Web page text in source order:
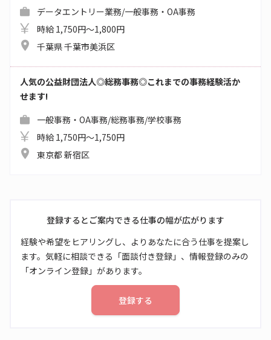
データエントリー業務/一般事務・OA事務
時給 1,750円～1,800円
千葉県 千葉市美浜区
人気の公益財団法人◎総務事務◎これまでの事務経験活か
せます!
一般事務・OA事務/総務事務/学校事務
時給 1,750円～1,750円
東京都 新宿区
登録するとご案内できる仕事の幅が広がります
経験や希望をヒアリングし、よりあなたに合う仕事を提案し
ます。気軽に相談できる「面談付き登録」、情報登録のみの
「オンライン登録」があります。
登録する